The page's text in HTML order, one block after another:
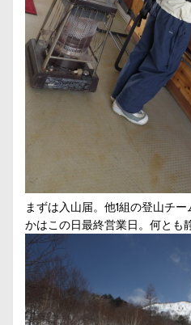
まずは入山届。他1組の登山チ
かはこの日最終営業日。何とも